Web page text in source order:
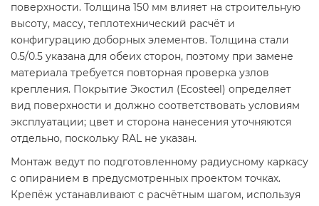
поверхности. Толщина 150 мм влияет на строительную
высоту, массу, теплотехнический расчёт и
конфигурацию доборных элементов. Толщина стали
0.5/0.5 указана для обеих сторон, поэтому при замене
материала требуется повторная проверка узлов
крепления. Покрытие Экостил (Ecosteel) определяет
вид поверхности и должно соответствовать условиям
эксплуатации; цвет и сторона нанесения уточняются
отдельно, поскольку RAL не указан.
Монтаж ведут по подготовленному радиусному каркасу
с опиранием в предусмотренных проектом точках.
Крепёж устанавливают с расчётным шагом, используя